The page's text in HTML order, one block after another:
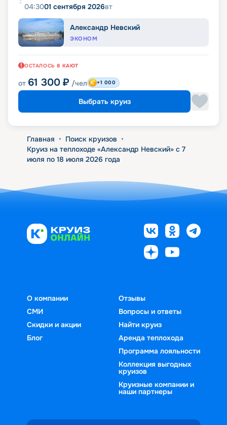
04:3001 сентября 2026вт
Александр Невский
ЭКОНОМ
ОСТАЛОСЬ 8 КАЮТ
от 61 300 ₽ /чел +1 000
Выбрать круиз
Главная • Поиск круизов •
Круиз на теплоходе «Александр Невский» с 7
июля по 18 июля 2026 года
О компании
СМИ
Скидки и акции
Блог
Отзывы
Вопросы и ответы
Найти круиз
Аренда теплохода
Программа лояльности
Коллекция выгодных
круизов
Круизные компании и
наши партнеры